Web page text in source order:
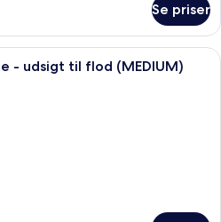
Se priser
Et hotelværelse med et stort vindue
- udsigt til flod (MEDIUM)